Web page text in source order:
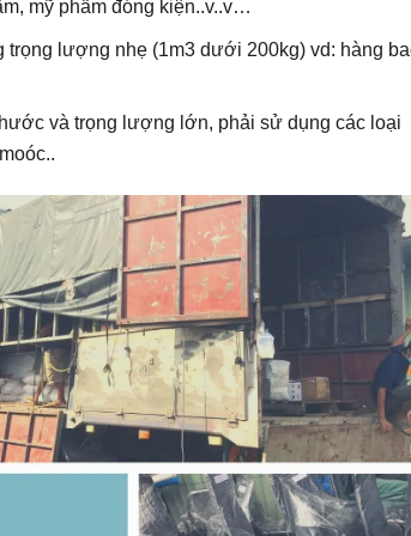
mỹ phẩm đóng kiện..v..v…
lượng nhẹ (1m3 dưới 200kg) vd: hàng
và trọng lượng lớn, phải sử dụng các loại